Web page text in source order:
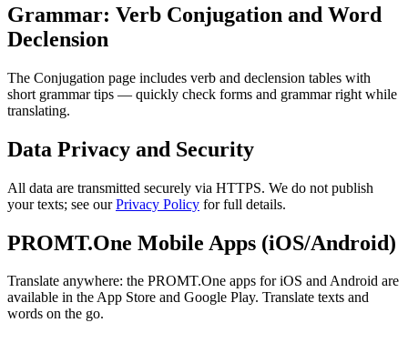
Grammar: Verb Conjugation and Word
Declension
The Conjugation page includes verb and declension tables with
short grammar tips — quickly check forms and grammar right while
translating.
Data Privacy and Security
All data are transmitted securely via HTTPS. We do not publish
your texts; see ourPrivacy Policy for full details.
PROMT.One Mobile Apps (iOS/Android)
Translate anywhere: the PROMT.One apps for iOS and Android are
available in the App Store and Google Play. Translate texts and
words on the go.